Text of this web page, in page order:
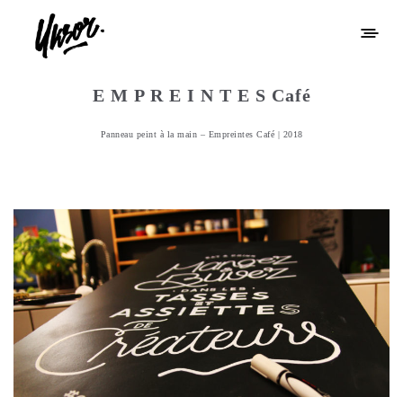
E M P R E I N T E S Café
Panneau peint à la main – Empreintes Café | 2018